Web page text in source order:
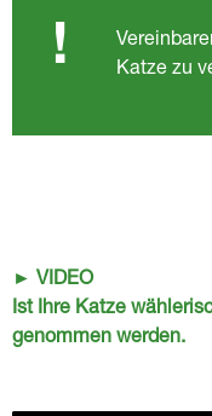
!
Katze zu
► VIDEO
Ist Ihre Katze
genommen werden.